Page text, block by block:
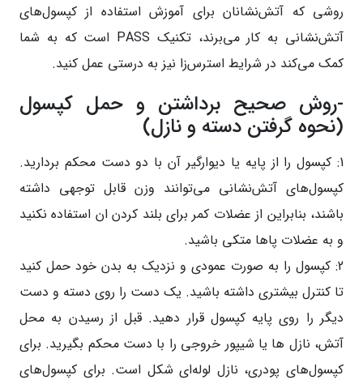
روشی که آتش‌نشانان برای آموزش استفاده از کپسول‌های
آتش‌نشانی به کار می‌برند، تکنیک PASS است که به شما
کمک می‌کند در شرایط استرس‌زا نیز به درستی عمل کنید.
-روش صحیح برداشتن و حمل کپسول
(نحوه گرفتن دسته و نازل)
1: کپسول را از پایه یا دیوارگیر آن با دو دست محکم بردارید.
کپسول‌های آتش‌نشانی می‌توانند وزن قابل توجهی داشته
باشند، بنابراین از عضلات کمر برای بلند کردن ان استفاده نکنید
و به عضلات پاها متکی باشید.
2: کپسول را به صورت عمودی و نزدیک به بدن خود حمل کنید
تا کنترل بیشتری داشته باشید. یک دست را روی دسته و دست
دیگر را روی پایه کپسول قرار دهید. قبل از رسیدن به محل
آتش، نازل ها یا شیپور خروجی را با دست محکم بگیرید. برای
کپسول‌های پودری، نازل لوله‌ای شکل است. برای کپسول‌های